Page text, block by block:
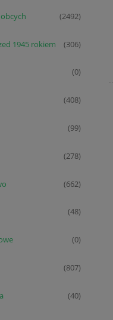
(2492)
1945 rokiem (306)
(0)
(408)
(99)
(278)
(662)
(48)
(0)
(807)
(40)